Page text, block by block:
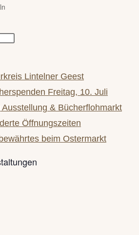
Press
the
Lintelner Geest
Freitag, 10. Juli
& Bücherflohmarkt
Öffnungszeiten
beim Ostermarkt